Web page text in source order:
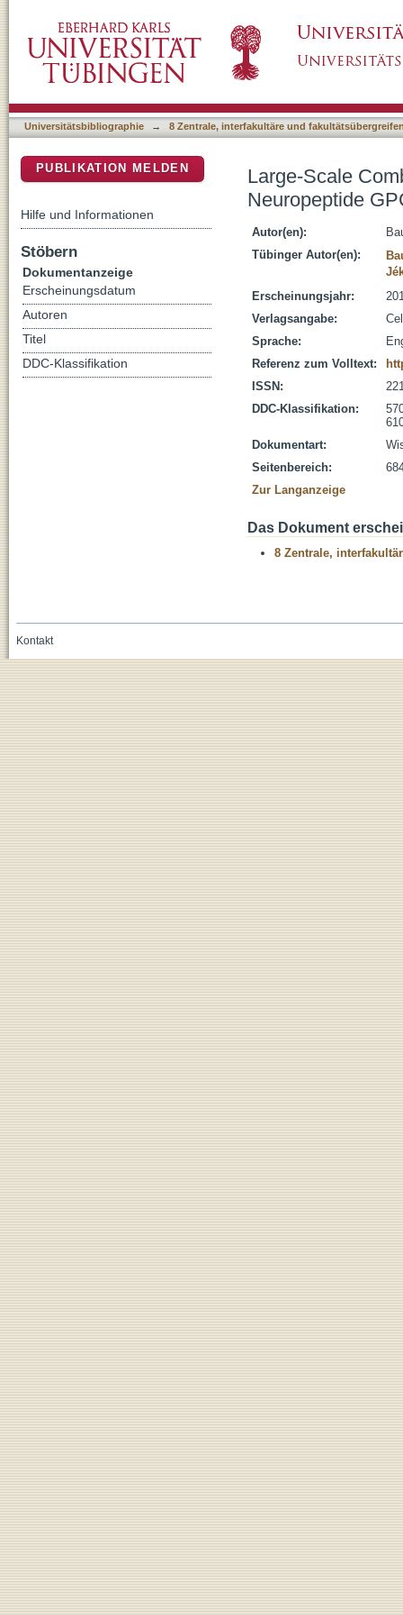
Universitätsbibliographie → 8 Zentrale, interfakultäre und
Large-Scale
Neuropeptide
Autor(en):
Tübinger Autor(en):
Erscheinungsjahr:
Verlagsangabe:
Sprache:
Referenz zum Volltext:
ISSN:
DDC-Klassifikation:
Dokumentart:
Seitenbereich:
Zur Langanzeige
Das Dokument
8 Zentrale,
PUBLIKATION MELDEN
Hilfe und Informationen
Stöbern
Dokumentanzeige
Erscheinungsdatum
Autoren
Titel
DDC-Klassifikation
Kontakt